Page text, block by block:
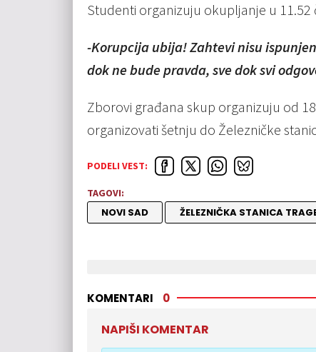
Studenti organizuju okupljanje u 11.52
-Korupcija ubija! Zahtevi nisu
dok ne bude pravda, sve dok svi
Zborovi građana skup organizuju od
organizovati šetnju do Železničke
PODELI VEST:
TAGOVI:
NOVI SAD ŽELEZNIČKA STANICA
KOMENTARI 0
NAPIŠI KOMENTAR